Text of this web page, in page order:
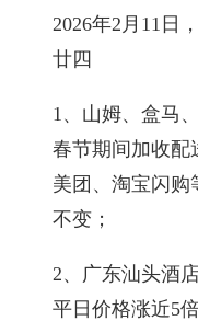
2026年2月11日
廿四
1、山姆、盒马
春节期间加收配
美团、淘宝闪购
不变；
2、广东汕头酒
平日价格涨近5